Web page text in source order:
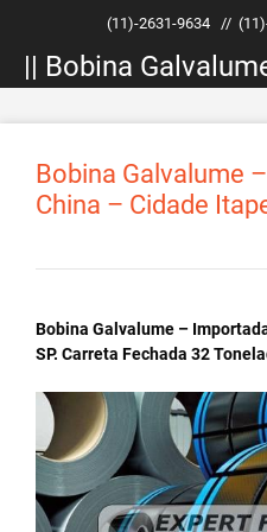
conteúdo
(11)-2631-9634 //
|| Bobina
Bobina Galvalume
China – Cidade
Bobina Galvalume –
SP. Carreta Fechada 32